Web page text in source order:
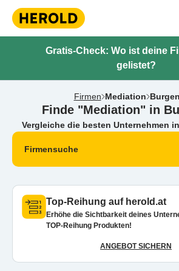
Gratis-Check: Wo ist deine
gelistet?
Firmen Mediation
Finde "Mediation" in
Vergleiche die besten Unternehmen
Firmensuche
Top-Reihung auf herold.at
Erhöhe die Sichtbarkeit deines
TOP-Reihung Produkten!
ANGEBOT SICHERN